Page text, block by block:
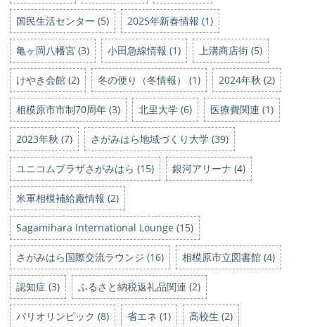
国民生活センター (5) 2025年新春情報 (1)
亀ヶ岡八幡宮 (3) 小田急線情報 (1) 上溝商店街 (5)
けやき会館 (2) 冬の便り（冬情報） (1) 2024年秋 (2)
相模原市市制70周年 (3) 北里大学 (6) 医療費関連 (1)
2023年秋 (7) さがみはら地域づくり大学 (39)
ユニコムプラザさがみはら (15) 銀河アリーナ (4)
米軍相模補給廠情報 (2)
Sagamihara International Lounge (15)
さがみはら国際交流ラウンジ (16) 相模原市立図書館 (4)
認知症 (3) ふるさと納税返礼品関連 (2)
パリオリンピック (8) 省エネ (1) 高校生 (2)